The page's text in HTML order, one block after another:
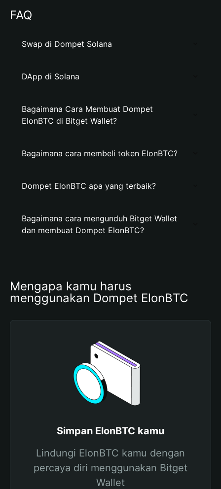
FAQ
Swap di Dompet Solana
DApp di Solana
Bagaimana Cara Membuat Dompet
ElonBTC di Bitget Wallet?
Bagaimana cara membeli token ElonBTC?
Dompet ElonBTC apa yang terbaik?
Bagaimana cara mengunduh Bitget Wallet
dan membuat Dompet ElonBTC?
Mengapa kamu harus
menggunakan Dompet ElonBTC
Simpan ElonBTC kamu
Lindungi ElonBTC kamu dengan
percaya diri menggunakan Bitget
Wallet